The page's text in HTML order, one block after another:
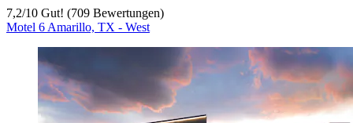
7,2/10 Gut! (709 Bewertungen)
Motel 6 Amarillo, TX - West